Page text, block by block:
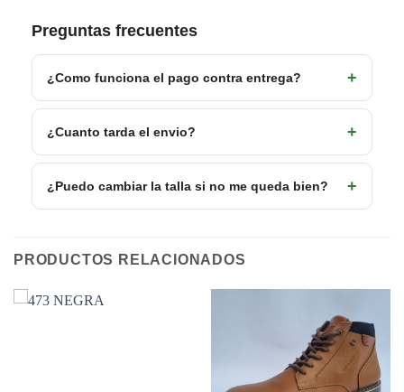
Preguntas frecuentes
¿Como funciona el pago contra entrega?
¿Cuanto tarda el envio?
¿Puedo cambiar la talla si no me queda bien?
PRODUCTOS RELACIONADOS